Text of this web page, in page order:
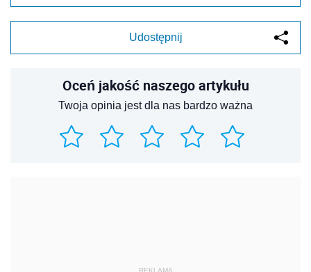
Udostępnij
Oceń jakość naszego artykułu
Twoja opinia jest dla nas bardzo ważna
REKLAMA